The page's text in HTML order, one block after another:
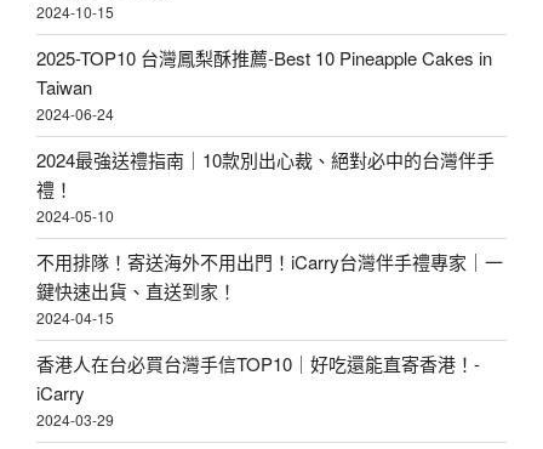
2024-10-15
2025-TOP10 台灣鳳梨酥推薦-Best 10 Pineapple Cakes in
Taiwan
2024-06-24
2024最強送禮指南｜10款別出心裁、絕對必中的台灣伴手
禮！
2024-05-10
不用排隊！寄送海外不用出門！iCarry台灣伴手禮專家｜一
鍵快速出貨、直送到家！
2024-04-15
香港人在台必買台灣手信TOP10｜好吃還能直寄香港！-
iCarry
2024-03-29